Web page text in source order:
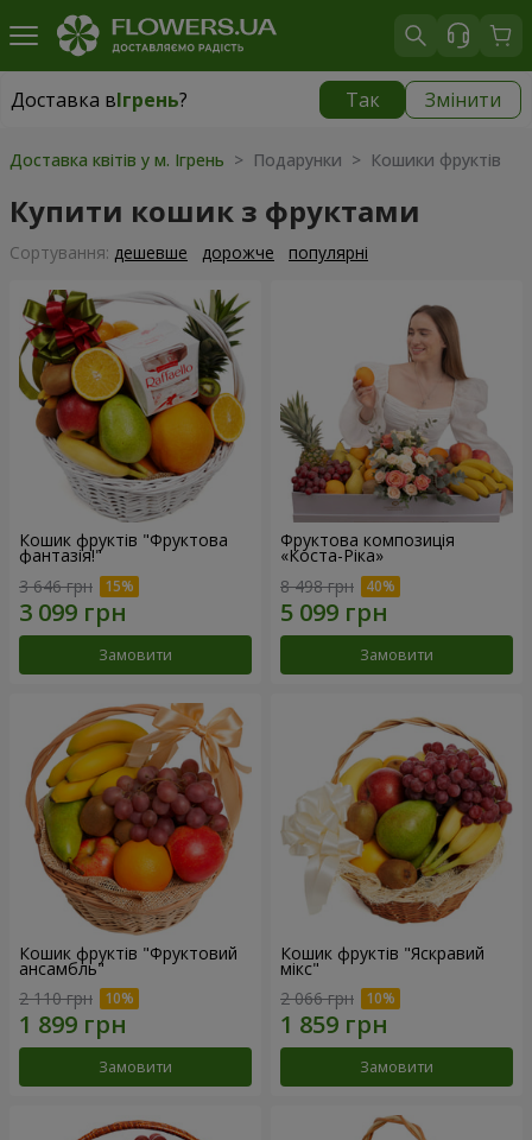
Доставка вІгрень? Так Змінити
Доставка вІгрень|
Доставка квітів у м. Ігрень > Подарунки > Кошики фруктів
Купити кошик з фруктами
Сортування: дешевше дорожче популярні
Кошик фруктів "Фруктова
фантазія!"
3 646 грн
Замовити
Фруктова композиція
«Коста-Ріка»
8 498 грн
Замовити
Кошик фруктів "Фруктовий
ансамбль"
2 110 грн
Замовити
Кошик фруктів "Яскравий
мікс"
2 066 грн
Замовити